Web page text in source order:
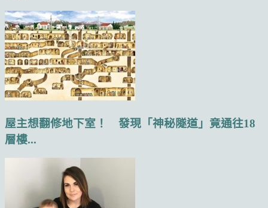
屋主想翻修地下室！ 發現「神秘隧道」竟通往18
層樓...